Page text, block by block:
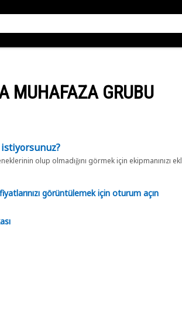
MUHAFAZA GRUBU
istiyorsunuz?
olup olmadığını görmek için ekipmanınızı
görüntülemek için oturum açın